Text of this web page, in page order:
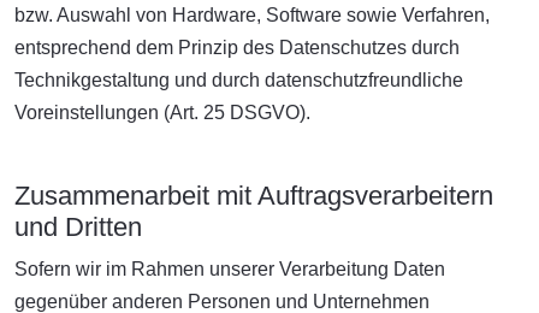
bzw. Auswahl von Hardware, Software sowie Verfahren,
entsprechend dem Prinzip des Datenschutzes durch
Technikgestaltung und durch datenschutzfreundliche
Voreinstellungen (Art. 25 DSGVO).
Zusammenarbeit mit Auftragsverarbeitern
und Dritten
Sofern wir im Rahmen unserer Verarbeitung Daten
gegenüber anderen Personen und Unternehmen